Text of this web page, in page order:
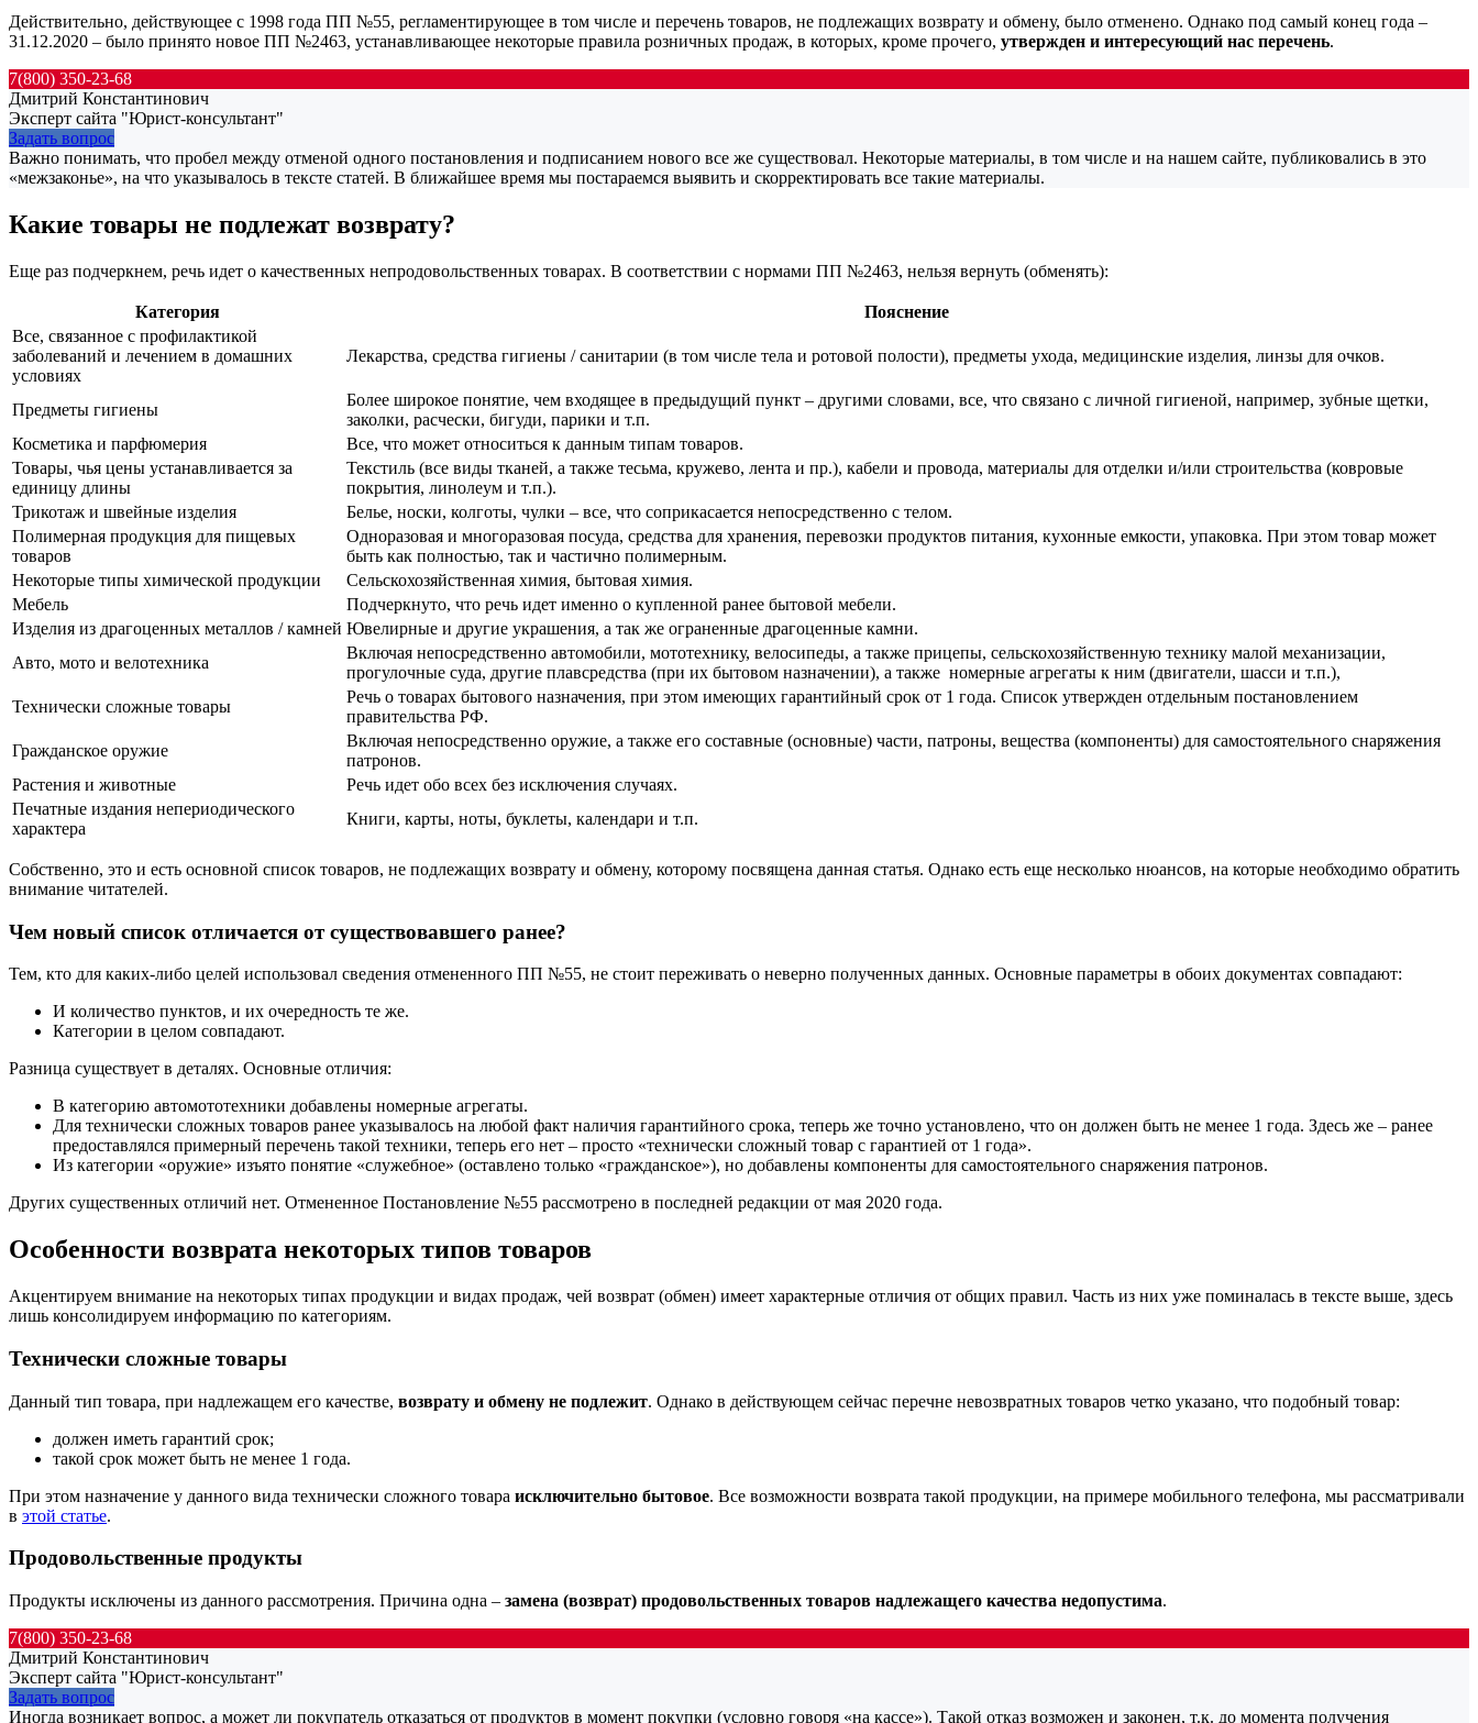
Действительно, действующее с 1998 года ПП №55, регламентирующее в том числе и перечень товаров, не подлежащих возврату и обмену, было отменено. Однако под самый конец года –
31.12.2020 – было принято новое ПП №2463, устанавливающее некоторые правила розничных продаж, в которых, кроме прочего, утвержден и интересующий нас перечень.
7(800) 350-23-68
Дмитрий Константинович
Эксперт сайта "Юрист-консультант"
Задать вопрос
Важно понимать, что пробел между отменой одного постановления и подписанием нового все же существовал. Некоторые материалы, в том числе и на нашем сайте, публиковались в это
«межзаконье», на что указывалось в тексте статей. В ближайшее время мы постараемся выявить и скорректировать все такие материалы.
Какие товары не подлежат возврату?
Еще раз подчеркнем, речь идет о качественных непродовольственных товарах. В соответствии с нормами ПП №2463, нельзя вернуть (обменять):
Категория
Пояснение
Все, связанное с профилактикой
заболеваний и лечением в домашних
условиях
Лекарства, средства гигиены / санитарии (в том числе тела и ротовой полости), предметы ухода, медицинские изделия, линзы для очков.
Предметы гигиены
Более широкое понятие, чем входящее в предыдущий пункт – другими словами, все, что связано с личной гигиеной, например, зубные щетки,
заколки, расчески, бигуди, парики и т.п.
Косметика и парфюмерия
Все, что может относиться к данным типам товаров.
Товары, чья цены устанавливается за
единицу длины
Текстиль (все виды тканей, а также тесьма, кружево, лента и пр.), кабели и провода, материалы для отделки и/или строительства (ковровые
покрытия, линолеум и т.п.).
Трикотаж и швейные изделия
Белье, носки, колготы, чулки – все, что соприкасается непосредственно с телом.
Полимерная продукция для пищевых
товаров
Одноразовая и многоразовая посуда, средства для хранения, перевозки продуктов питания, кухонные емкости, упаковка. При этом товар может
быть как полностью, так и частично полимерным.
Некоторые типы химической продукции
Сельскохозяйственная химия, бытовая химия.
Мебель
Подчеркнуто, что речь идет именно о купленной ранее бытовой мебели.
Изделия из драгоценных металлов / камней Ювелирные и другие украшения, а так же ограненные драгоценные камни.
Авто, мото и велотехника
Включая непосредственно автомобили, мототехнику, велосипеды, а также прицепы, сельскохозяйственную технику малой механизации,
прогулочные суда, другие плавсредства (при их бытовом назначении), а также номерные агрегаты к ним (двигатели, шасси и т.п.),
Технически сложные товары
Речь о товарах бытового назначения, при этом имеющих гарантийный срок от 1 года. Список утвержден отдельным постановлением
правительства РФ.
Гражданское оружие
Включая непосредственно оружие, а также его составные (основные) части, патроны, вещества (компоненты) для самостоятельного снаряжения
патронов.
Растения и животные
Речь идет обо всех без исключения случаях.
Печатные издания непериодического
характера
Книги, карты, ноты, буклеты, календари и т.п.
Собственно, это и есть основной список товаров, не подлежащих возврату и обмену, которому посвящена данная статья. Однако есть еще несколько нюансов, на которые необходимо обратить
внимание читателей.
Чем новый список отличается от существовавшего ранее?
Тем, кто для каких-либо целей использовал сведения отмененного ПП №55, не стоит переживать о неверно полученных данных. Основные параметры в обоих документах совпадают:
И количество пунктов, и их очередность те же.
Категории в целом совпадают.
Разница существует в деталях. Основные отличия:
В категорию автомототехники добавлены номерные агрегаты.
Для технически сложных товаров ранее указывалось на любой факт наличия гарантийного срока, теперь же точно установлено, что он должен быть не менее 1 года. Здесь же – ранее
предоставлялся примерный перечень такой техники, теперь его нет – просто «технически сложный товар с гарантией от 1 года».
Из категории «оружие» изъято понятие «служебное» (оставлено только «гражданское»), но добавлены компоненты для самостоятельного снаряжения патронов.
Других существенных отличий нет. Отмененное Постановление №55 рассмотрено в последней редакции от мая 2020 года.
Особенности возврата некоторых типов товаров
Акцентируем внимание на некоторых типах продукции и видах продаж, чей возврат (обмен) имеет характерные отличия от общих правил. Часть из них уже поминалась в тексте выше, здесь
лишь консолидируем информацию по категориям.
Технически сложные товары
Данный тип товара, при надлежащем его качестве, возврату и обмену не подлежит. Однако в действующем сейчас перечне невозвратных товаров четко указано, что подобный товар:
должен иметь гарантий срок;
такой срок может быть не менее 1 года.
При этом назначение у данного вида технически сложного товара исключительно бытовое. Все возможности возврата такой продукции, на примере мобильного телефона, мы рассматривали
в этой статье.
Продовольственные продукты
Продукты исключены из данного рассмотрения. Причина одна – замена (возврат) продовольственных товаров надлежащего качества недопустима.
7(800) 350-23-68
Дмитрий Константинович
Эксперт сайта "Юрист-консультант"
Задать вопрос
Иногда возникает вопрос, а может ли покупатель отказаться от продуктов в момент покупки (условно говоря «на кассе»). Такой отказ возможен и законен, т.к. до момента получения